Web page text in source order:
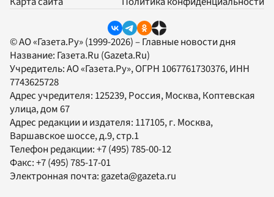
© АО «Газета.Ру» (1999-2026) – Главные новости дня
Название: Газета.Ru (Gazeta.Ru)
Учредитель:АО «Газета.Ру», ОГРН 1067761730376, ИНН
7743625728
Адрес учредителя: 125239, Россия, Москва, Коптевская
улица, дом 67
Адрес редакции и издателя: 117105, г. Москва,
Варшавское шоссе, д.9, стр.1
Телефон редакции:+7 (495) 785-00-12
Факс:+7 (495) 785-17-01
Электронная почта:gazeta@gazeta.ru